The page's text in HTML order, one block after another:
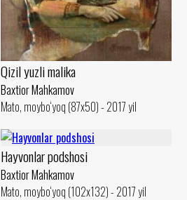
Qizil yuzli malika
Baxtior Mahkamov
Mato, moybo‘yoq (87x50) - 2017 yil
Hayvonlar podshosi
Baxtior Mahkamov
Mato, moybo‘yoq (102x132) - 2017 yil